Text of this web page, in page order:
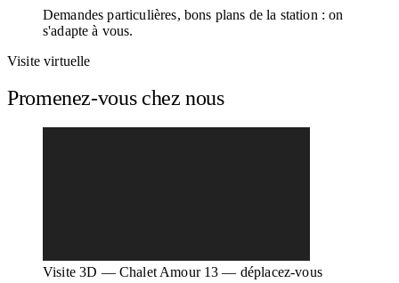
Demandes particulières, bons plans de la station : on
s'adapte à vous.
Visite virtuelle
Promenez-vous chez nous
Visite 3D — Chalet Amour 13 — déplacez-vous